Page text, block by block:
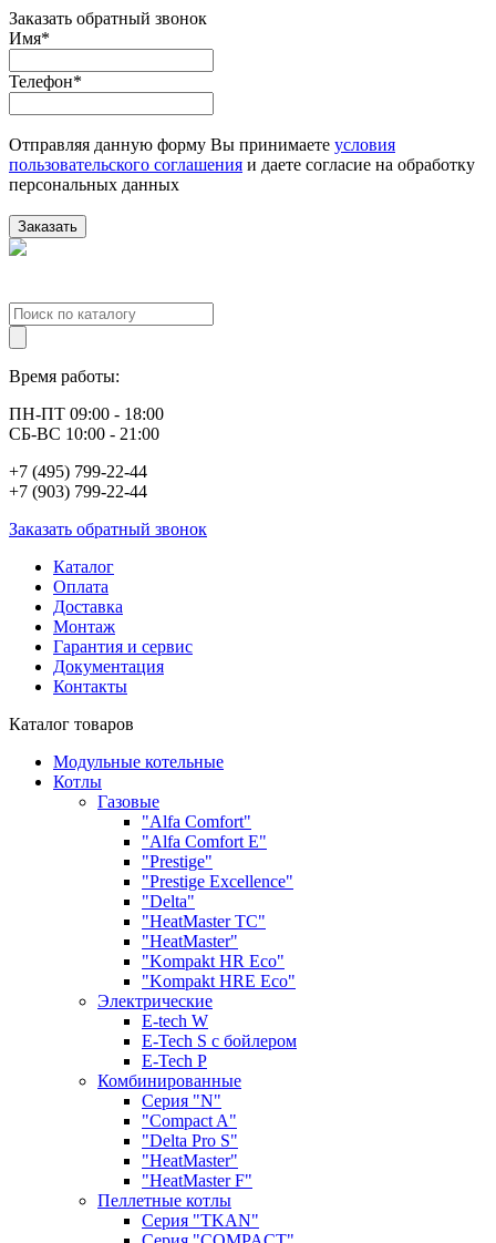
Заказать обратный звонок
Имя*
Телефон*
Отправляя данную форму Вы принимаете условия
пользовательского соглашения и даете согласие на обработку
персональных данных
Заказать
Время работы:
ПН-ПТ 09:00 - 18:00
СБ-ВС 10:00 - 21:00
+7 (495) 799-22-44
+7 (903) 799-22-44
Заказать обратный звонок
Каталог
Оплата
Доставка
Монтаж
Гарантия и сервис
Документация
Контакты
Каталог товаров
Модульные котельные
Котлы
Газовые
"Alfa Comfort"
"Alfa Comfort E"
"Prestige"
"Prestige Exсellence"
"Delta"
"HeatMaster TC"
"HeatMaster"
"Kompakt HR Eco"
"Kompakt HRE Eco"
Электрические
E-tech W
E-Tech S с бойлером
E-Tech P
Комбинированные
Серия "N"
"Compact A"
"Delta Pro S"
"HeatMaster"
"HeatMaster F"
Пеллетные котлы
Cерия "TKAN"